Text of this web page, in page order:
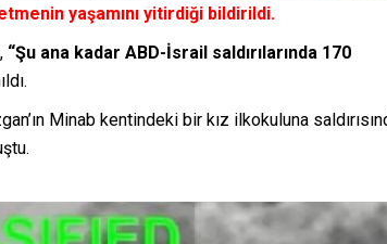
yaşamını yitirdiği bildirildi.
“Şu ana kadar ABD-İsrail saldırılarında 170
Minab kentindeki bir kız ilkokuluna